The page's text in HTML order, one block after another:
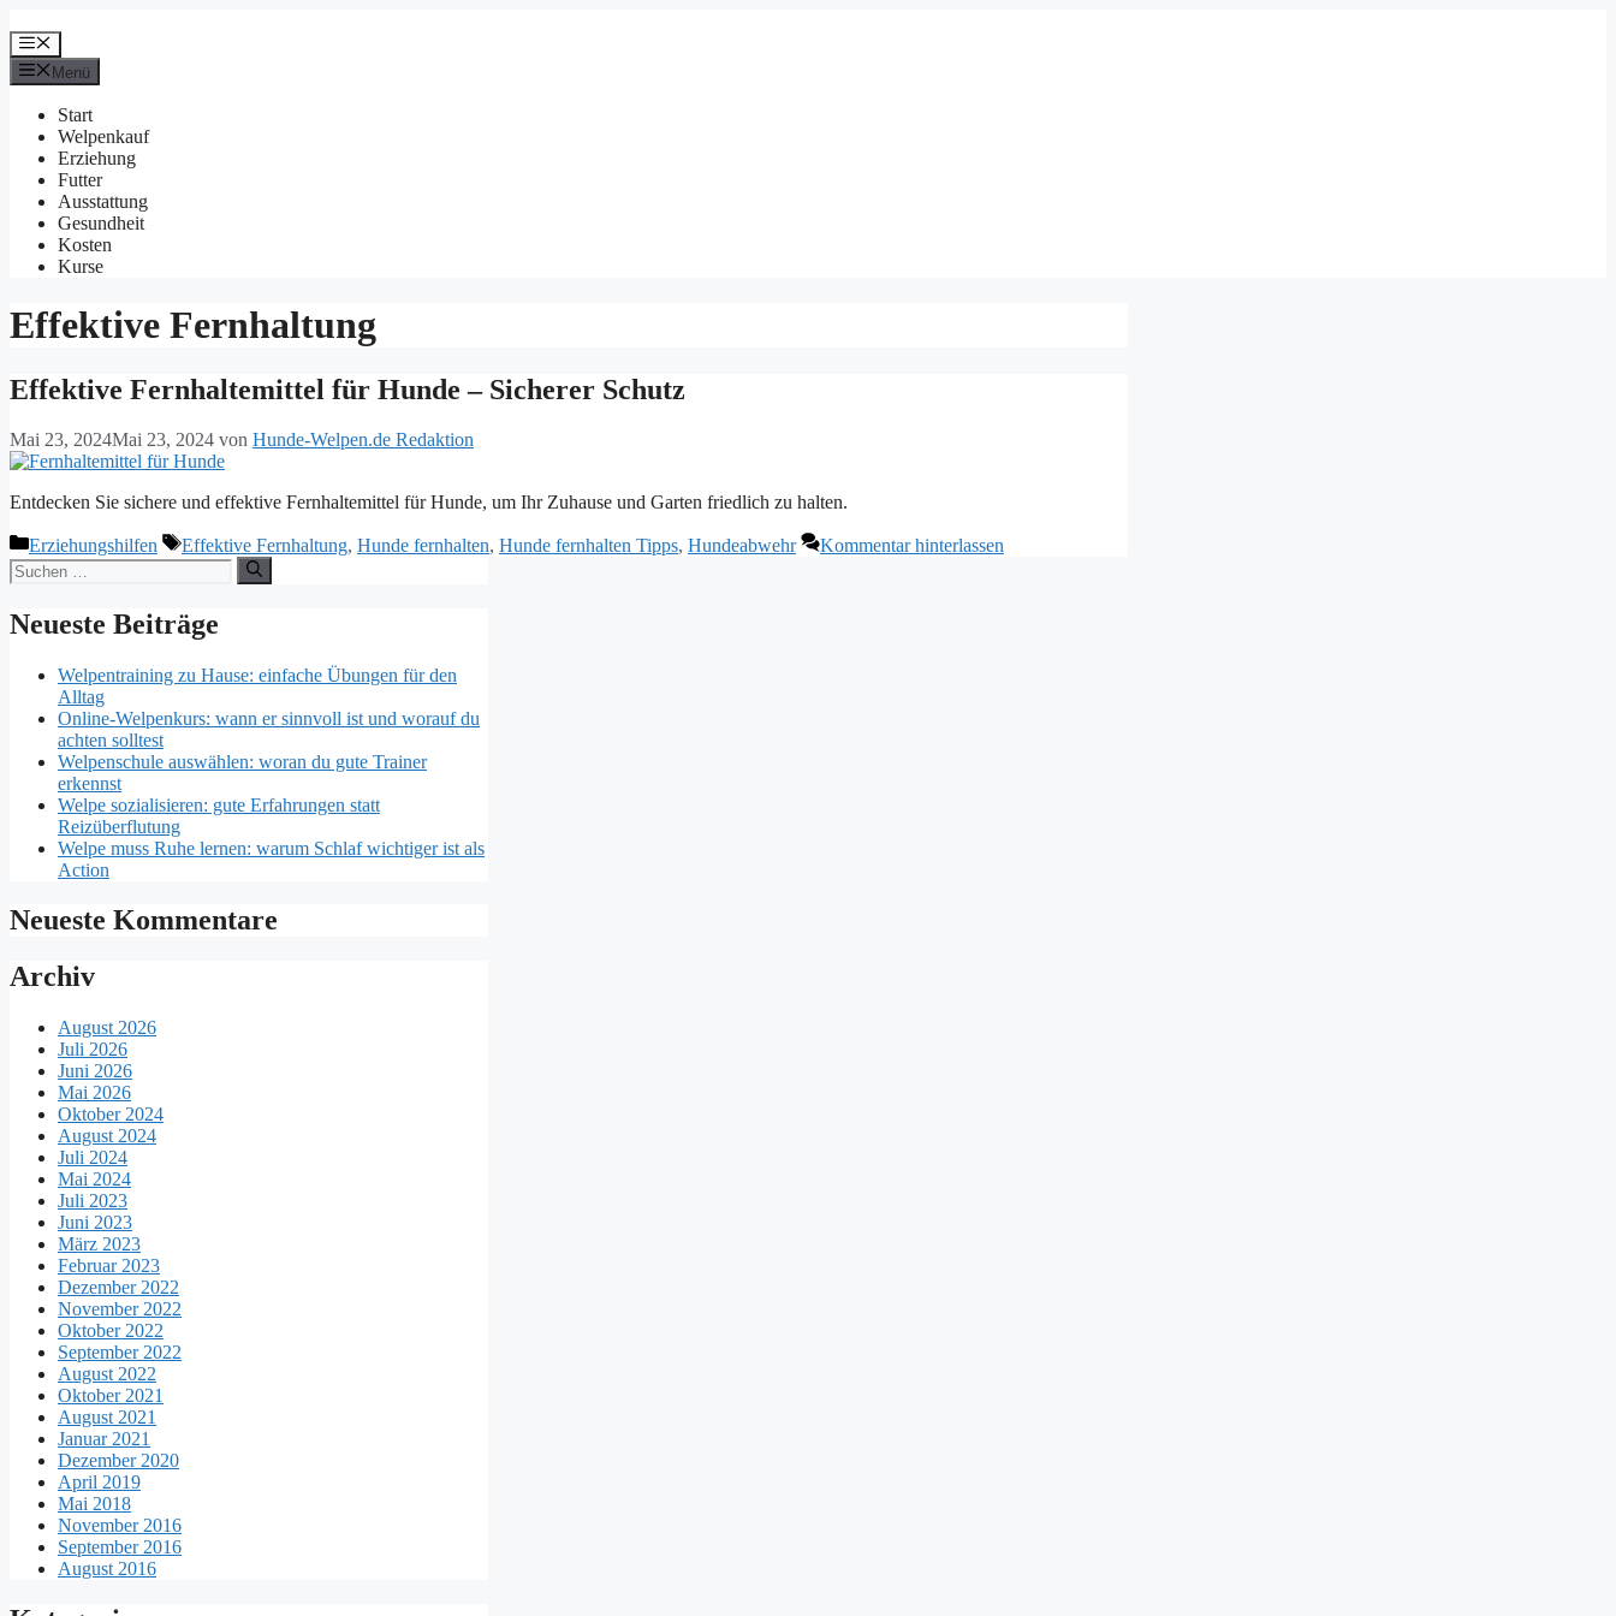
Inhalt
springen
Menü
Menü
Start
Welpenkauf
Erziehung
Futter
Ausstattung
Gesundheit
Kosten
Kurse
Effektive Fernhaltung
Effektive Fernhaltemittel für Hunde – Sicherer Schutz
Mai 23, 2024Mai 23, 2024 von Hunde-Welpen.de Redaktion
Entdecken Sie sichere und effektive Fernhaltemittel für Hunde, um Ihr Zuhause und Garten friedlich zu halten.
Kategorien
Erziehungshilfen Schlagwörter
Effektive Fernhaltung, Hunde fernhalten, Hunde fernhalten Tipps, Hundeabwehr
Kommentar hinterlassen
Suchen
nach:
Neueste Beiträge
Welpentraining zu Hause: einfache Übungen für den
Alltag
Online-Welpenkurs: wann er sinnvoll ist und worauf du
achten solltest
Welpenschule auswählen: woran du gute Trainer
erkennst
Welpe sozialisieren: gute Erfahrungen statt
Reizüberflutung
Welpe muss Ruhe lernen: warum Schlaf wichtiger ist als
Action
Neueste Kommentare
Archiv
August 2026
Juli 2026
Juni 2026
Mai 2026
Oktober 2024
August 2024
Juli 2024
Mai 2024
Juli 2023
Juni 2023
März 2023
Februar 2023
Dezember 2022
November 2022
Oktober 2022
September 2022
August 2022
Oktober 2021
August 2021
Januar 2021
Dezember 2020
April 2019
Mai 2018
November 2016
September 2016
August 2016